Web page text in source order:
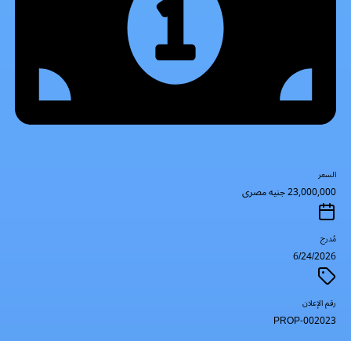
السعر
23,000,000 جنيه مصرى
مُدرج
6/24/2026
رقم الإعلان
PROP-002023